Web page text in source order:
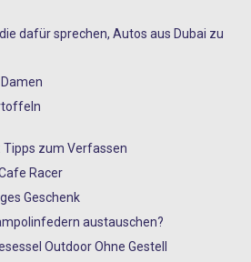
dafür sprechen, Autos aus Dubai zu
Tipps zum Verfassen
Racer
Geschenk
austauschen?
Outdoor Ohne Gestell